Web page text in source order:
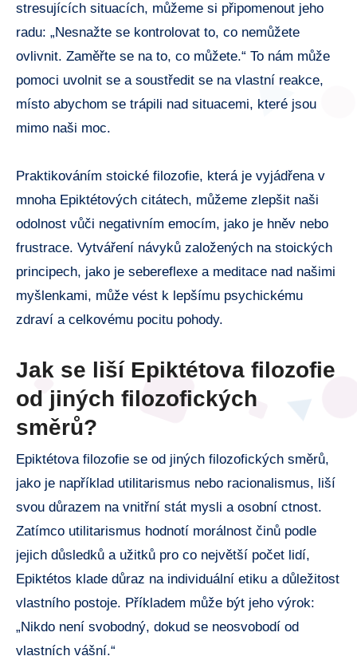
stresujících situacích, můžeme si připomenout jeho
radu: „Nesnažte se kontrolovat to, co nemůžete
ovlivnit. Zaměřte se na to, co můžete.“ To nám může
pomoci uvolnit se a soustředit se na vlastní reakce,
místo abychom se trápili nad situacemi, které jsou
mimo naši moc.
Praktikováním stoické filozofie, která je vyjádřena v
mnoha Epiktétových citátech, můžeme zlepšit naši
odolnost vůči negativním emocím, jako je hněv nebo
frustrace. Vytváření návyků založených na stoických
principech, jako je sebereflexe a meditace nad našimi
myšlenkami, může vést k lepšímu psychickému
zdraví a celkovému pocitu pohody.
Jak se liší Epiktétova filozofie
od jiných filozofických
směrů?
Epiktétova filozofie se od jiných filozofických směrů,
jako je například utilitarismus nebo racionalismus, liší
svou důrazem na vnitřní stát mysli a osobní ctnost.
Zatímco utilitarismus hodnotí morálnost činů podle
jejich důsledků a užitků pro co největší počet lidí,
Epiktétos klade důraz na individuální etiku a důležitost
vlastního postoje. Příkladem může být jeho výrok:
„Nikdo není svobodný, dokud se neosvobodí od
vlastních vášní.“